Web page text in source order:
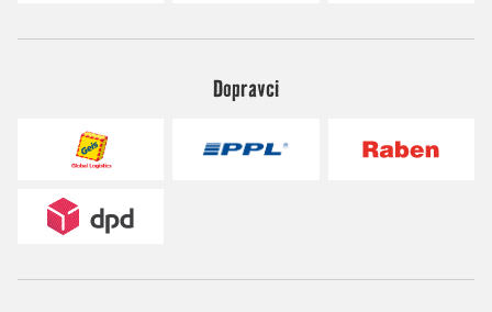
Dopravci